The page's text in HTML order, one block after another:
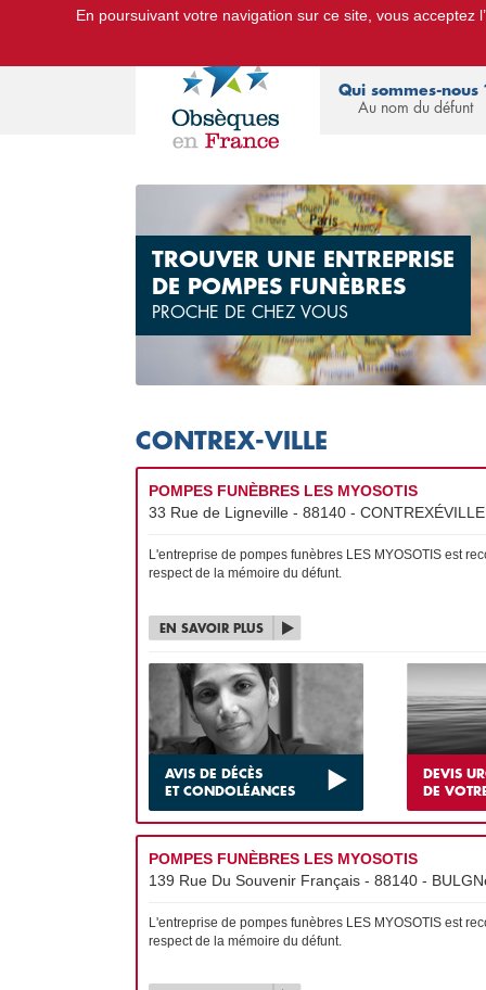
Le Portail d'Informations Obsèques :devis
Qui sommes-nous
Au nom du défunt
TROUVER UNE ENTREPRISE
DE POMPES FUNÈBRES
PROCHE DE CHEZ VOUS
CONTREX-VILLE
POMPES FUNÈBRES LES MYOSOTIS
33 Rue de Ligneville - 88140 -
L'entreprise de pompes funèbres LES MYOSOTIS est
respect de la mémoire du défunt.
EN SAVOIR PLUS
AVIS DE DÉCÈS
ET CONDOLÉANCES
DEVIS
DE
POMPES FUNÈBRES LES MYOSOTIS
139 Rue Du Souvenir Français - 88140 -
L'entreprise de pompes funèbres LES MYOSOTIS est
respect de la mémoire du défunt.
En poursuivant votre navigation sur ce site, vous